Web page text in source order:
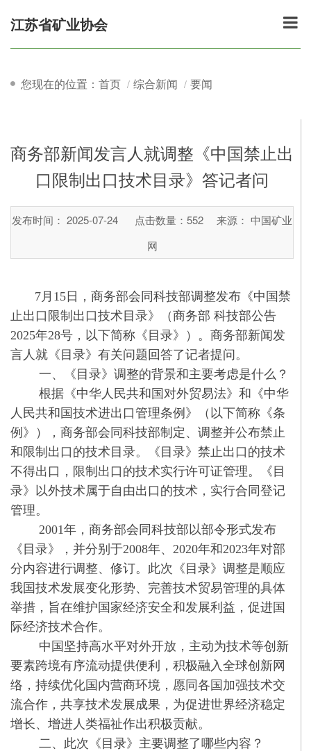
江苏省矿业协会
您现在的位置：首页 综合新闻 要闻
商务部新闻发言人就调整《中国禁止出
口限制出口技术目录》答记者问
发布时间： 2025-07-24 点击数量： 552
来源： 中国矿业
网
7月15日，商务部会同科技部调整发布《中国禁
止出口限制出口技术目录》（商务部 科技部公告
2025年28号，以下简称《目录》）。商务部新闻发
言人就《目录》有关问题回答了记者提问。
一、《目录》调整的背景和主要考虑是什么？
根据《中华人民共和国对外贸易法》和《中华
人民共和国技术进出口管理条例》（以下简称《条
例》），商务部会同科技部制定、调整并公布禁止
和限制出口的技术目录。《目录》禁止出口的技术
不得出口，限制出口的技术实行许可证管理。《目
录》以外技术属于自由出口的技术，实行合同登记
管理。
2001年，商务部会同科技部以部令形式发布
《目录》，并分别于2008年、2020年和2023年对部
分内容进行调整、修订。此次《目录》调整是顺应
我国技术发展变化形势、完善技术贸易管理的具体
举措，旨在维护国家经济安全和发展利益，促进国
际经济技术合作。
中国坚持高水平对外开放，主动为技术等创新
要素跨境有序流动提供便利，积极融入全球创新网
络，持续优化国内营商环境，愿同各国加强技术交
流合作，共享技术发展成果，为促进世界经济稳定
增长、增进人类福祉作出积极贡献。
二、此次《目录》主要调整了哪些内容？